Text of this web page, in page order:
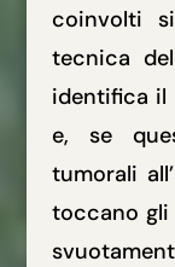
coinvolti
tecnica
identifica il
e, se
tumorali
toccano